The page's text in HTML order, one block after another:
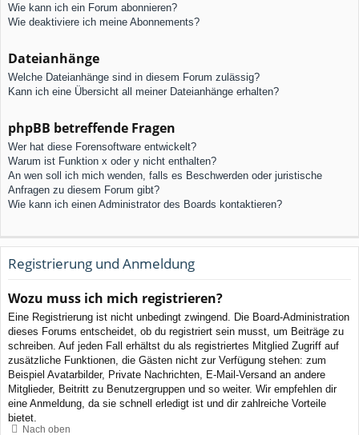
Wie kann ich ein Forum abonnieren?
Wie deaktiviere ich meine Abonnements?
Dateianhänge
Welche Dateianhänge sind in diesem Forum zulässig?
Kann ich eine Übersicht all meiner Dateianhänge erhalten?
phpBB betreffende Fragen
Wer hat diese Forensoftware entwickelt?
Warum ist Funktion x oder y nicht enthalten?
An wen soll ich mich wenden, falls es Beschwerden oder juristische
Anfragen zu diesem Forum gibt?
Wie kann ich einen Administrator des Boards kontaktieren?
Registrierung und Anmeldung
Wozu muss ich mich registrieren?
Eine Registrierung ist nicht unbedingt zwingend. Die Board-Administration
dieses Forums entscheidet, ob du registriert sein musst, um Beiträge zu
schreiben. Auf jeden Fall erhältst du als registriertes Mitglied Zugriff auf
zusätzliche Funktionen, die Gästen nicht zur Verfügung stehen: zum
Beispiel Avatarbilder, Private Nachrichten, E-Mail-Versand an andere
Mitglieder, Beitritt zu Benutzergruppen und so weiter. Wir empfehlen dir
eine Anmeldung, da sie schnell erledigt ist und dir zahlreiche Vorteile
bietet.
Nach oben